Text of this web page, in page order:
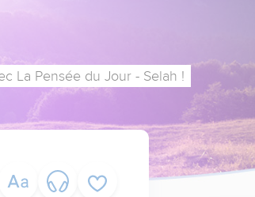
La Pensée du Jour - Selah !